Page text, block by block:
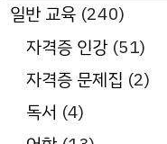
일반 교육 (240)
자격증 인강(51)
자격증 문제집 (2)
독서 (4)